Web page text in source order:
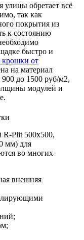
улицы обретает всё
так как
покрытия из
к состоянию
быстро и
крошки от
на материал
до 1500 руб/м2,
модулей и
Plit 500х500,
мм) для
во многих
внешняя